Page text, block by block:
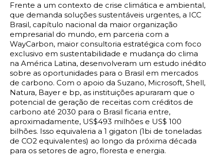
Frente a um contexto de crise climática e ambiental,
que demanda soluções sustentáveis urgentes, a ICC
Brasil, capítulo nacional da maior organização
empresarial do mundo, em parceria com a
WayCarbon, maior consultoria estratégica com foco
exclusivo em sustentabilidade e mudança do clima
na América Latina, desenvolveram um estudo inédito
sobre as oportunidades para o Brasil em mercados
de carbono. Com o apoio da Suzano, Microsoft, Shell,
Natura, Bayer e bp, as instituições apuraram que o
potencial de geração de receitas com créditos de
carbono até 2030 para o Brasil ficaria entre,
aproximadamente, US$493 milhões e US$ 100
bilhões. Isso equivaleria a 1 gigaton (1bi de toneladas
de CO2 equivalentes) ao longo da próxima década
para os setores de agro, floresta e energia.